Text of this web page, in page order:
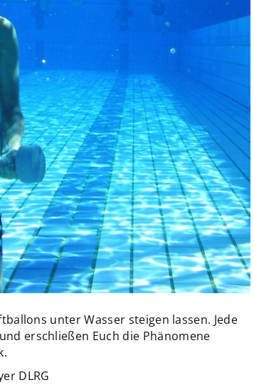
unter Wasser steigen lassen. Jede
erschließen Euch die Phänomene
DLRG